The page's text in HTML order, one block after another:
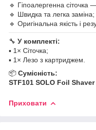
🔹 Гіпоалергенна сіточка
🔹 Швидка та легка заміна;
🔹 Оригінальна якість і
🔧 У комплекті:
▪ 1× Сіточка;
▪ 1× Лезо з картриджем.
📦 Сумісність:
STF101 SOLO Foil Shaver
Приховати